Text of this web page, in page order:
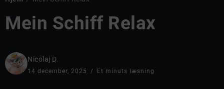
Mein Schiff Relax
Nicolaj D.
14 december, 2025 Et minuts læsning